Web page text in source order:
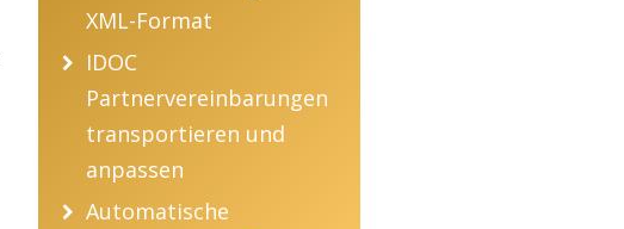
XML-Format
IDOC
Partnervereinbarungen
transportieren und
anpassen
Automatische